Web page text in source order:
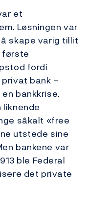
et
Løsningen var
skape varig tillit
første
fordi
bank –
bankkrise.
liknende
såkalt «free
utstede sine
bankene var
ble Federal
det private